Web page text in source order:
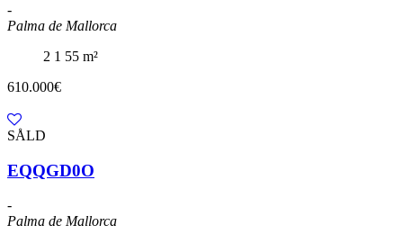
-
Palma de Mallorca
2 1 55 m²
610.000€
SÅLD
EQQGD0O
-
Palma de Mallorca